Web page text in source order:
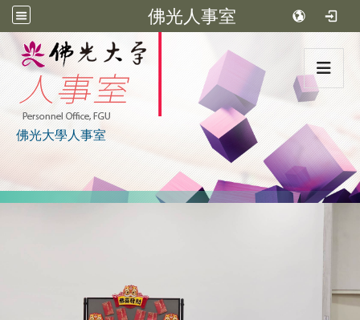
佛光人事室
:::
佛光大學人事室